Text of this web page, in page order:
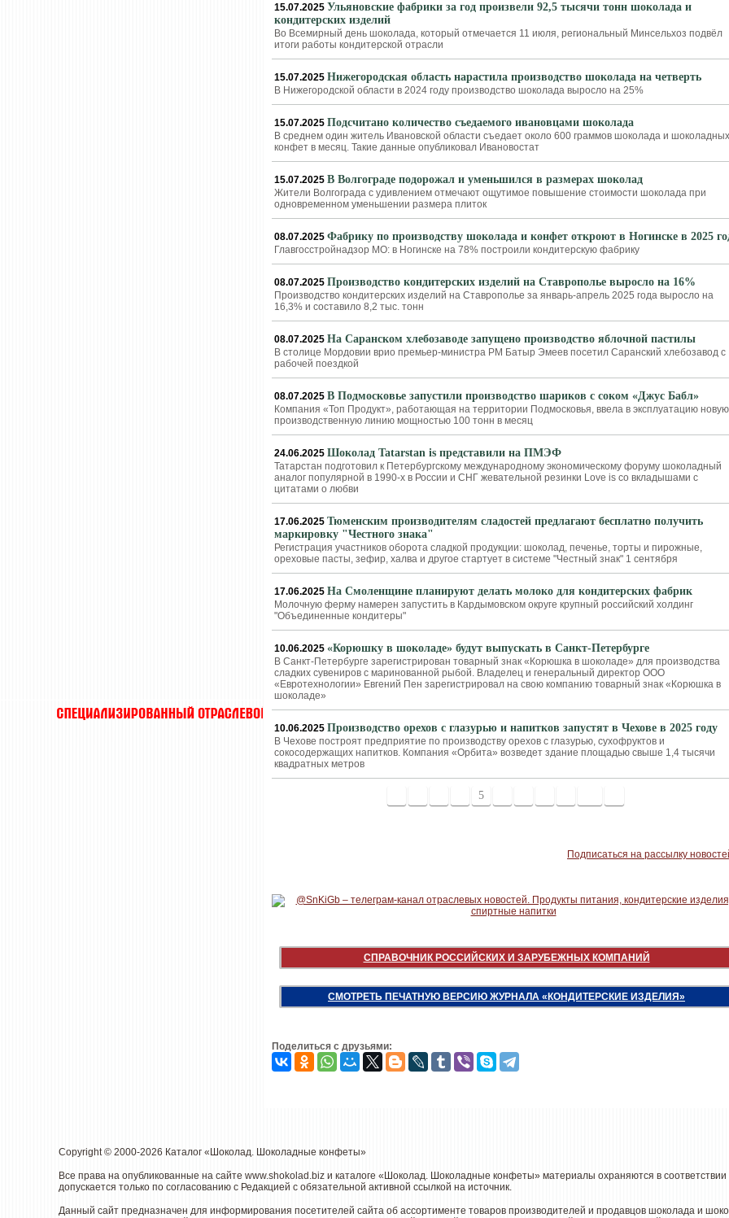
15.07.2025 Ульяновские фабрики за год произвели 92,5 тысячи тонн шоколада и
кондитерских изделий
Во Всемирный день шоколада, который отмечается 11 июля, региональный Минсельхоз подвёл
итоги работы кондитерской отрасли
15.07.2025 Нижегородская область нарастила производство шоколада на четверть
В Нижегородской области в 2024 году производство шоколада выросло на 25%
15.07.2025 Подсчитано количество съедаемого ивановцами шоколада
В среднем один житель Ивановской области съедает около 600 граммов шоколада и шоколадных
конфет в месяц. Такие данные опубликовал Ивановостат
15.07.2025 В Волгограде подорожал и уменьшился в размерах шоколад
Жители Волгограда с удивлением отмечают ощутимое повышение стоимости шоколада при
одновременном уменьшении размера плиток
08.07.2025 Фабрику по производству шоколада и конфет откроют в Ногинске в 2025
Главгосстройнадзор МО: в Ногинске на 78% построили кондитерскую фабрику
08.07.2025 Производство кондитерских изделий на Ставрополье выросло на 16%
Производство кондитерских изделий на Ставрополье за январь-апрель 2025 года выросло на
16,3% и составило 8,2 тыс. тонн
08.07.2025 На Саранском хлебозаводе запущено производство яблочной пастилы
В столице Мордовии врио премьер-министра РМ Батыр Эмеев посетил Саранский хлебозавод с
рабочей поездкой
08.07.2025 В Подмосковье запустили производство шариков с соком «Джус Бабл»
Компания «Топ Продукт», работающая на территории Подмосковья, ввела в эксплуатацию новую
производственную линию мощностью 100 тонн в месяц
24.06.2025 Шоколад Tatarstan is представили на ПМЭФ
Татарстан подготовил к Петербургскому международному экономическому форуму шоколадный
аналог популярной в 1990-х в России и СНГ жевательной резинки Love is со вкладышами с
цитатами о любви
17.06.2025 Тюменским производителям сладостей предлагают бесплатно получить
маркировку "Честного знака"
Регистрация участников оборота сладкой продукции: шоколад, печенье, торты и пирожные,
ореховые пасты, зефир, халва и другое стартует в системе "Честный знак" 1 сентября
17.06.2025 На Смоленщине планируют делать молоко для кондитерских фабрик
Молочную ферму намерен запустить в Кардымовском округе крупный российский холдинг
"Объединенные кондитеры"
10.06.2025 «Корюшку в шоколаде» будут выпускать в Санкт-Петербурге
В Санкт-Петербурге зарегистрирован товарный знак «Корюшка в шоколаде» для производства
сладких сувениров с маринованной рыбой. Владелец и генеральный директор ООО
«Евротехнологии» Евгений Пен зарегистрировал на свою компанию товарный знак «Корюшка в
шоколаде»
10.06.2025 Производство орехов с глазурью и напитков запустят в Чехове в 2025 году
В Чехове построят предприятие по производству орехов с глазурью, сухофруктов и
сокосодержащих напитков. Компания «Орбита» возведет здание площадью свыше 1,4 тысячи
квадратных метров
5
Подписаться на рассылку
СПРАВОЧНИК РОССИЙСКИХ И ЗАРУБЕЖНЫХ КОМПАНИЙ
СМОТРЕТЬ ПЕЧАТНУЮ ВЕРСИЮ ЖУРНАЛА «КОНДИТЕРСКИЕ ИЗДЕЛИЯ»
Поделиться с друзьями:
Copyright © 2000-2026 Каталог «Шоколад. Шоколадные конфеты»
Все права на опубликованные на сайте www.shokolad.biz и каталоге «Шоколад. Шоколадные конфеты» материалы охраняются в
допускается только по согласованию с Редакцией с обязательной активной ссылкой на источник.
Данный сайт предназначен для информирования посетителей сайта об ассортименте товаров производителей и продавцов шоколада и